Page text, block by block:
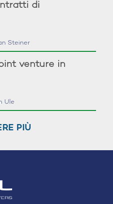
di
Steiner
venture in
Ule
PIÙ